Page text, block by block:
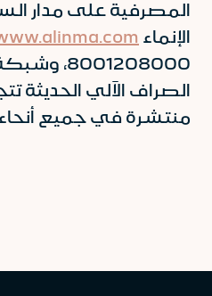
المصرفية على مدار
الإنماء
منتشرة في جميع